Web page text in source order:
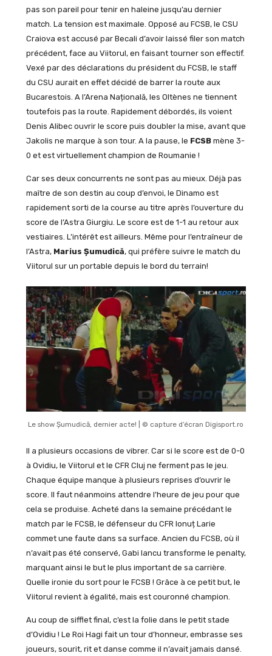
pas son pareil pour tenir en haleine jusqu’au dernier
match. La tension est maximale. Opposé au FCSB, le CSU
Craiova est accusé par Becali d’avoir laissé filer son match
précédent, face au Viitorul, en faisant tourner son effectif.
Vexé par des déclarations du président du FCSB, le staff
du CSU aurait en effet décidé de barrer la route aux
Bucarestois. A l’Arena Națională, les Oltènes ne tiennent
toutefois pas la route. Rapidement débordés, ils voient
Denis Alibec ouvrir le score puis doubler la mise, avant que
Jakolis ne marque à son tour. A la pause, le FCSBmène 3-
0 et est virtuellement champion de Roumanie !
Car ses deux concurrents ne sont pas au mieux. Déjà pas
maître de son destin au coup d’envoi, le Dinamo est
rapidement sorti de la course au titre après l’ouverture du
score de l’Astra Giurgiu. Le score est de 1-1 au retour aux
vestiaires. L’intérêt est ailleurs. Même pour l’entraîneur de
l’Astra, Marius Șumudică, qui préfère suivre le match du
Viitorul sur un portable depuis le bord du terrain!
Le show Șumudică, dernier acte! | © capture d’écran Digisport.ro
Il a plusieurs occasions de vibrer. Car si le score est de 0-0
à Ovidiu, le Viitorul et le CFR Cluj ne ferment pas le jeu.
Chaque équipe manque à plusieurs reprises d’ouvrir le
score. Il faut néanmoins attendre l’heure de jeu pour que
cela se produise. Acheté dans la semaine précédant le
match par le FCSB, le défenseur du CFR Ionuț Larie
commet une faute dans sa surface. Ancien du FCSB, où il
n’avait pas été conservé, Gabi Iancu transforme le penalty,
marquant ainsi le but le plus important de sa carrière.
Quelle ironie du sort pour le FCSB ! Grâce à ce petit but, le
Viitorul revient à égalité, mais est couronné champion.
Au coup de sifflet final, c’est la folie dans le petit stade
d’Ovidiu ! Le Roi Hagi fait un tour d’honneur, embrasse ses
joueurs, sourit, rit et danse comme il n’avait jamais dansé.